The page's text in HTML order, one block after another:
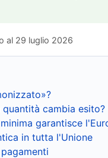
al 29 luglio 2026
cambia esito?
garantisce
in tutta l'Unione